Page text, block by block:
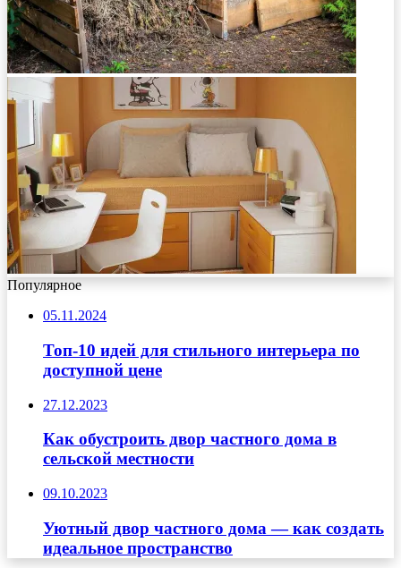
Популярное
05.11.2024
Топ-10 идей для стильного интерьера по
доступной цене
27.12.2023
Как обустроить двор частного дома в
сельской местности
09.10.2023
Уютный двор частного дома — как создать
идеальное пространство